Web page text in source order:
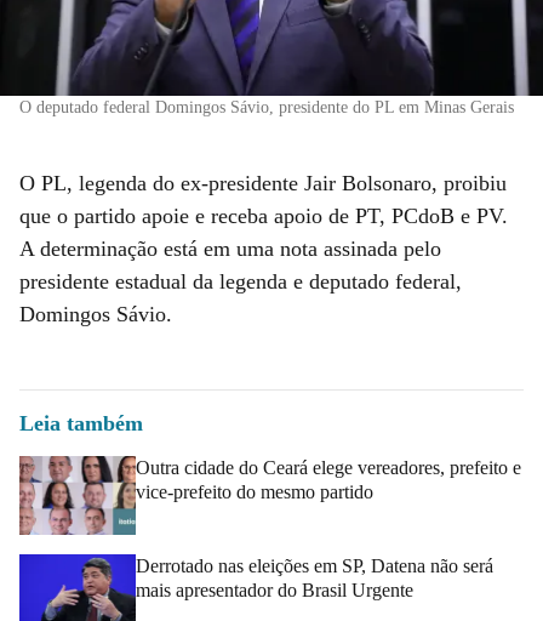
O deputado federal Domingos Sávio, presidente do PL em Minas Gerais
O PL, legenda do ex-presidente Jair Bolsonaro, proibiu
que o partido apoie e receba apoio de PT, PCdoB e PV.
A determinação está em uma nota assinada pelo
presidente estadual da legenda e deputado federal,
Domingos Sávio.
Leia também
Outra cidade do Ceará elege vereadores, prefeito e
vice-prefeito do mesmo partido
Derrotado nas eleições em SP, Datena não será
mais apresentador do Brasil Urgente